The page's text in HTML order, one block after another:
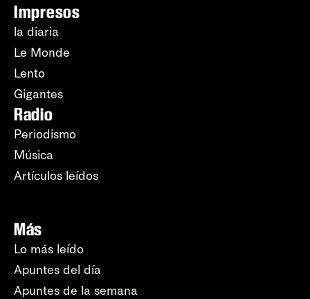
Impresos
la diaria
Le Monde
Lento
Gigantes
Radio
Periodismo
Música
Artículos leídos
Más
Lo más leído
Apuntes del día
Apuntes de la semana